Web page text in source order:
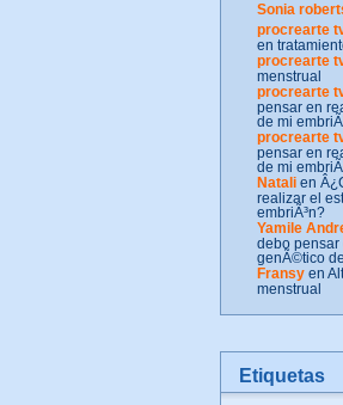
Sonia
procrearte
en
procrearte
menstrual
procrearte
pensar en
de mi
procrearte
pensar en
de mi
Natali en
realizar el
embriÃ³n?
Yamile
debo
genÃ©tico
Fransy en
menstrual
Etiquetas